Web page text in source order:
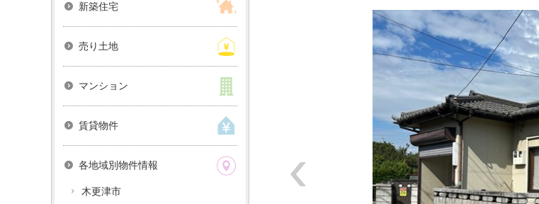
新築住宅
売り土地
マンション
賃貸物件
各地域別物件情報
木更津市